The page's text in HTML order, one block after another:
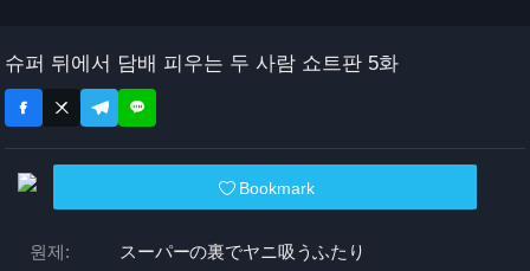
슈퍼 뒤에서 담배 피우는 두 사람 쇼트판 5화
Bookmark
원제: スーパーの裏でヤニ吸うふたり